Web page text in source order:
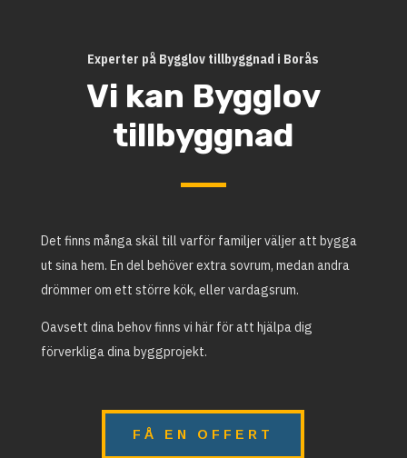
Experter på Bygglov tillbyggnad i Borås
Vi kan Bygglov
tillbyggnad
Det finns många skäl till varför familjer väljer att bygga
ut sina hem. En del behöver extra sovrum, medan andra
drömmer om ett större kök, eller vardagsrum.
Oavsett dina behov finns vi här för att hjälpa dig
förverkliga dina byggprojekt.
FÅ EN OFFERT